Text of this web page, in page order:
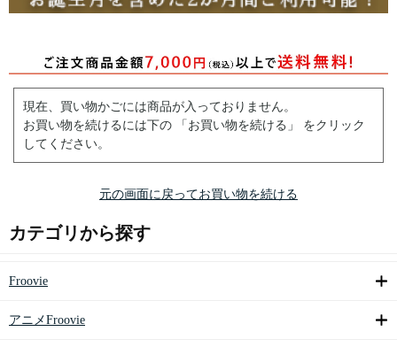
現在、買い物かごには商品が入っておりません。
お買い物を続けるには下の 「お買い物を続ける」 をクリック
してください。
元の画面に戻ってお買い物を続ける
カテゴリから探す
Froovie
アニメFroovie